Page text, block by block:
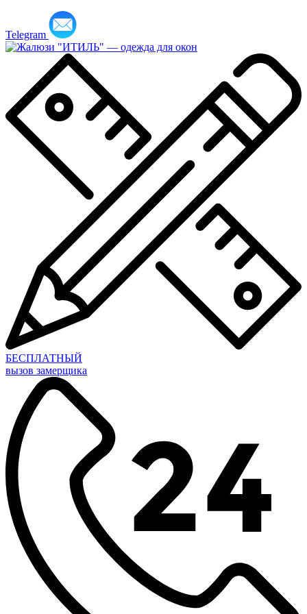
Telegram
БЕСПЛАТНЫЙ
вызов замерщика